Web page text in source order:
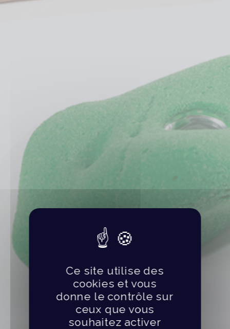
Ce site utilise des
cookies et vous
donne le contrôle sur
ceux que vous
souhaitez activer